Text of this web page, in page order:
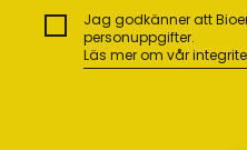
Jag godkänner att
personuppgifter.
Läs mer om vår